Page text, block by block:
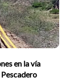
en la vía